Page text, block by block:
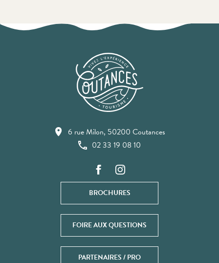
6 rue Milon, 50200 Coutances
02 33 19 08 10
BROCHURES
FOIRE AUX QUESTIONS
PARTENAIRES / PRO